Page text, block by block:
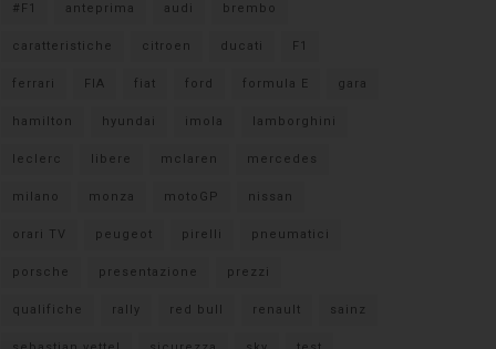
#F1 anteprima audi brembo
caratteristiche citroen ducati F1
ferrari FIA fiat ford formula E gara
hamilton hyundai imola lamborghini
leclerc libere mclaren mercedes
milano monza motoGP nissan
orari TV peugeot pirelli pneumatici
porsche presentazione prezzi
qualifiche rally red bull renault sainz